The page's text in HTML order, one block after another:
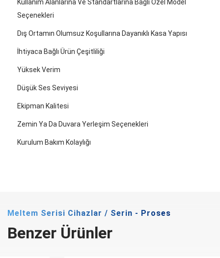
Kullanım Alanlarına Ve Standartlarına Bağlı Özel Model
Seçenekleri
Dış Ortamın Olumsuz Koşullarına Dayanıklı Kasa Yapısı
İhtiyaca Bağlı Ürün Çeşitliliği
Yüksek Verim
Düşük Ses Seviyesi
Ekipman Kalitesi
Zemin Ya Da Duvara Yerleşim Seçenekleri
Kurulum Bakım Kolaylığı
Meltem Serisi Cihazlar / Serin - Proses
Benzer Ürünler